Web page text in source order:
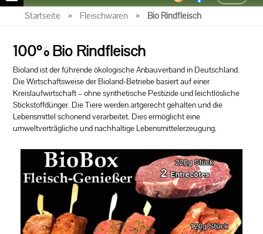
Startseite » Fleischwaren » Bio Rindfleisch
100% Bio Rindfleisch
Bioland ist der führende ökologische Anbauverband in Deutschland.
Die Wirtschaftsweise der Bioland-Betriebe basiert auf einer
Kreislaufwirtschaft – ohne synthetische Pestizide und leichtlösliche
Stickstoffdünger. Die Tiere werden artgerecht gehalten und die
Lebensmittel schonend verarbeitet. Dies ermöglicht eine
umweltverträgliche und nachhaltige Lebensmittelerzeugung.